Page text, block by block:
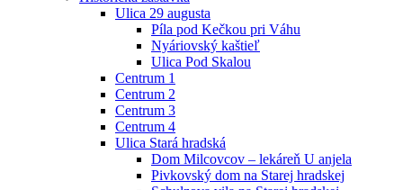
Ulica 29 augusta
Píla pod Kečkou pri Váhu
Nyáriovský kaštieľ
Ulica Pod Skalou
Centrum 1
Centrum 2
Centrum 3
Centrum 4
Ulica Stará hradská
Dom Milcovcov – lekáreň U anjela
Pivkovský dom na Starej hradskej